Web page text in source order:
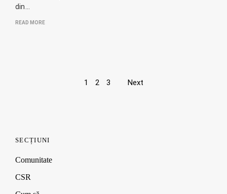
din…
READ MORE
1 2 3 Next
SECȚIUNI
Comunitate
CSR